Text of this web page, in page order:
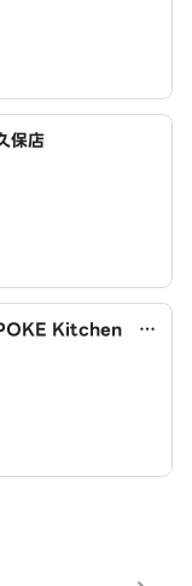
保店
Kitchen 小